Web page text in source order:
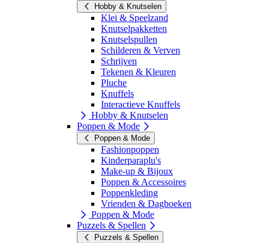
Hobby & Knutselen
Klei & Speelzand
Knutselpakketten
Knutselspullen
Schilderen & Verven
Schrijven
Tekenen & Kleuren
Pluche
Knuffels
Interactieve Knuffels
Hobby & Knutselen
Poppen & Mode
Poppen & Mode
Fashionpoppen
Kinderparaplu's
Make-up & Bijoux
Poppen & Accessoires
Poppenkleding
Vrienden & Dagboeken
Poppen & Mode
Puzzels & Spellen
Puzzels & Spellen